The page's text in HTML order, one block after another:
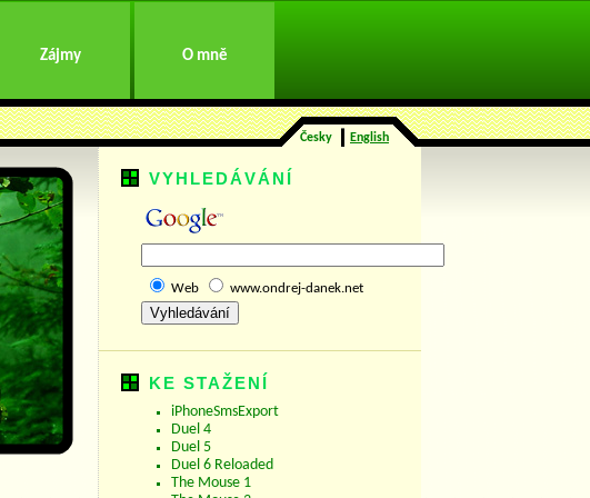
Zájmy O mně
Česky English
VYHLEDÁVÁNÍ
Web www.ondrej-danek.net
KE STAŽENÍ
iPhoneSmsExport
Duel 4
Duel 5
Duel 6 Reloaded
The Mouse 1